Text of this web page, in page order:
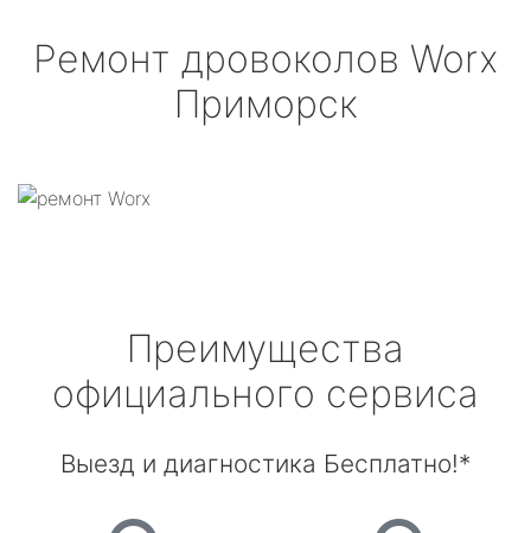
Ремонт дровоколов Worx
Приморск
Преимущества
официального сервиса
Выезд и диагностика Бесплатно!*